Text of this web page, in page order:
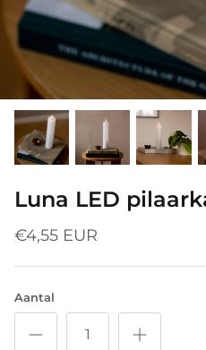
Luna LED
€4,55 EUR
Aantal